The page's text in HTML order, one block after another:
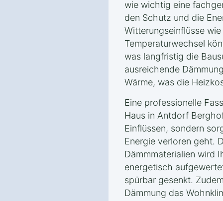
wie wichtig eine
den Schutz und die
Witterungseinflüsse
Temperaturwechsel
was langfristig die
ausreichende
Wärme, was die
Eine professionelle
Haus in Antdorf
Einflüssen, sondern
Energie verloren geht.
Dämmmaterialien wird
energetisch
spürbar gesenkt.
Dämmung das